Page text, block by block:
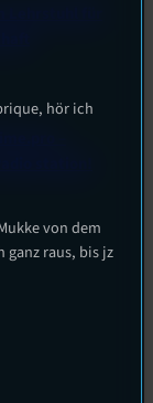
für
hör ich
von dem
raus, bis jz